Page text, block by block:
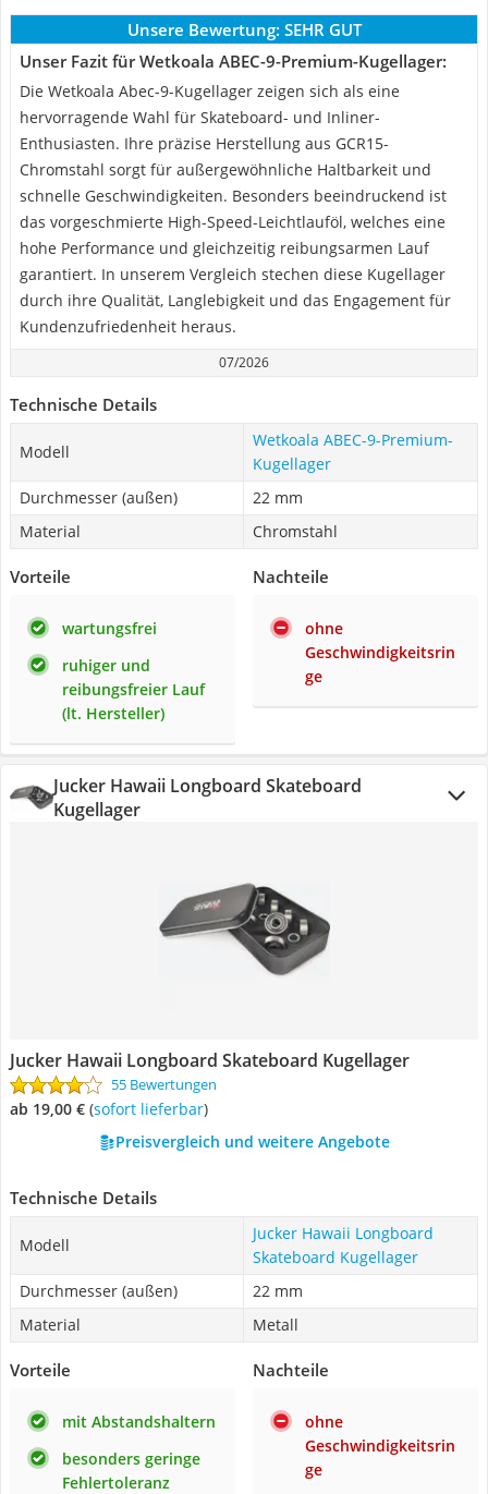
Unsere Bewertung: SEHR GUT
Unser Fazit für Wetkoala ABEC-9-Premium-Kugellager:
Die Wetkoala Abec-9-Kugellager zeigen sich als eine
hervorragende Wahl für Skateboard- und Inliner-
Enthusiasten. Ihre präzise Herstellung aus GCR15-
Chromstahl sorgt für außergewöhnliche Haltbarkeit und
schnelle Geschwindigkeiten. Besonders beeindruckend ist
das vorgeschmierte High-Speed-Leichtlauföl, welches eine
hohe Performance und gleichzeitig reibungsarmen Lauf
garantiert. In unserem Vergleich stechen diese Kugellager
durch ihre Qualität, Langlebigkeit und das Engagement für
Kundenzufriedenheit heraus.
07/2026
Technische Details
Modell
Wetkoala ABEC-9-Premium-
Kugellager
Durchmesser (außen)
22 mm
Material
Chromstahl
Vorteile
wartungsfrei
ruhiger und
reibungsfreier Lauf
(lt. Hersteller)
Nachteile
ohne
Geschwindigkeitsrin
ge
Jucker Hawaii Longboard Skateboard
Kugellager
Jucker Hawaii Longboard Skateboard Kugellager
55 Bewertungen
ab 19,00 € ( Sofort lieferbar)
Preisvergleich und weitere Angebote
Technische Details
Modell
Jucker Hawaii Longboard
Skateboard Kugellager
Durchmesser (außen)
22 mm
Material
Metall
Vorteile
mit Abstandshaltern
besonders geringe
Fehlertoleranz
Nachteile
ohne
Geschwindigkeitsrin
ge